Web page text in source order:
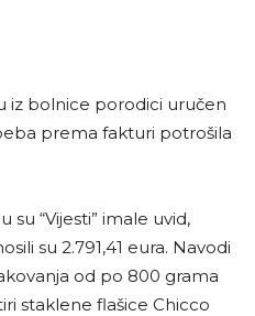
iz bolnice porodici uručen
prema fakturi potrošila
“Vijesti” imale uvid,
su 2.791,41 eura. Navodi
od po 800 grama
staklene flašice Chicco